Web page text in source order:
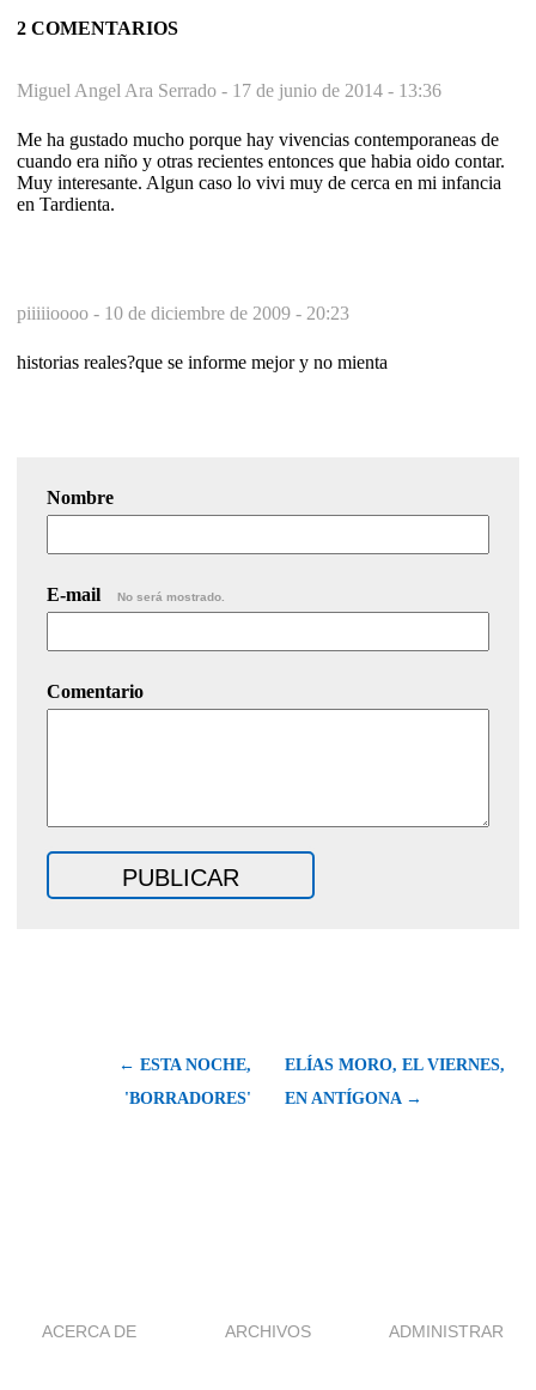
2 COMENTARIOS
Miguel Angel Ara Serrado - 17 de junio de 2014 - 13:36
Me ha gustado mucho porque hay vivencias contemporaneas de
cuando era niño y otras recientes entonces que habia oido contar.
Muy interesante. Algun caso lo vivi muy de cerca en mi infancia
en Tardienta.
piiiiioooo - 10 de diciembre de 2009 - 20:23
historias reales?que se informe mejor y no mienta
Nombre
E-mail No será mostrado.
Comentario
← ESTA NOCHE,
'BORRADORES'
ELÍAS MORO, EL VIERNES,
EN ANTÍGONA →
ACERCA DE ARCHIVOS ADMINISTRAR